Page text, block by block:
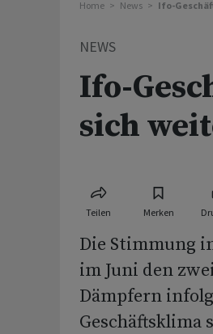
Home News Ifo-
NEWS
Ifo-
sich
Teilen Merken
Die Stimmung
im Juni den
Dämpfern
Geschäftsklima